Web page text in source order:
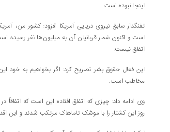
اینجا نبوده است.
تفنگدار سابق نیروی دریایی آمریکا افزود: کشور من،
است و اکنون شمار قربانیان آن به میلیون‌ها نفر رسیده
اتفاق نیست.
این فعال حقوق بشر تصریح کرد: اگر بخواهیم به خود
مخاطب است.
وی ادامه داد: چیزی که اتفاق افتاده این است که
روز این کشتار را با موشک تاماهاک مرتکب شدند و این